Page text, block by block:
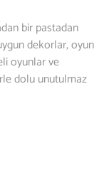
bir pastadan
dekorlar, oyun
oyunlar ve
dolu unutulmaz